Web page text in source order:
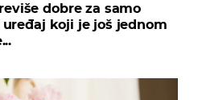
dobre za samo
koji je još jednom